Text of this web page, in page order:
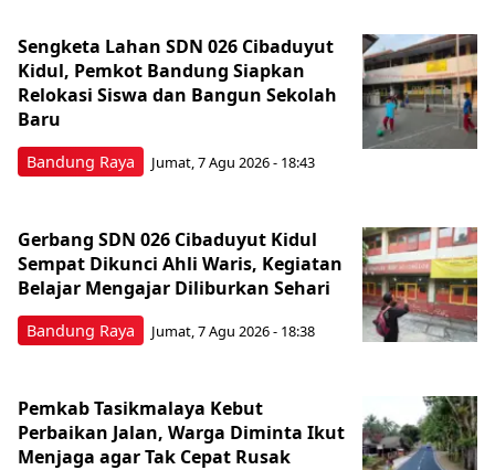
Bandung Raya
Sengketa Lahan SDN 026 Cibaduyut
Kidul, Pemkot Bandung Siapkan
Relokasi Siswa dan Bangun Sekolah
Baru
Jumat, 7 Agu 2026 - 18:43
Bandung Raya
Gerbang SDN 026 Cibaduyut Kidul
Sempat Dikunci Ahli Waris, Kegiatan
Belajar Mengajar Diliburkan Sehari
Jumat, 7 Agu 2026 - 18:38
Pemkab Tasikmalaya Kebut
Perbaikan Jalan, Warga Diminta Ikut
Menjaga agar Tak Cepat Rusak